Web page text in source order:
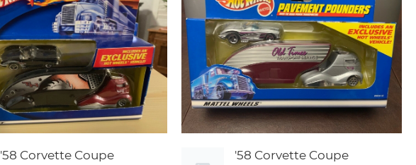
'58 Corvette Coupe '58 Corvette Coupe